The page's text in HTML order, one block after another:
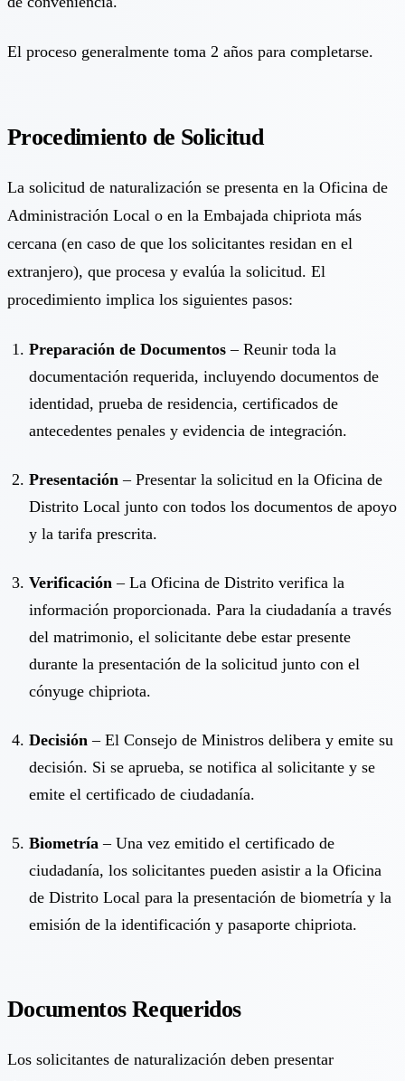
El proceso generalmente toma 2 años para completarse.
Procedimiento de Solicitud
La solicitud de naturalización se presenta en la Oficina de
Administración Local o en la Embajada chipriota más
cercana (en caso de que los solicitantes residan en el
extranjero), que procesa y evalúa la solicitud. El
procedimiento implica los siguientes pasos:
Preparación de Documentos – Reunir toda la
documentación requerida, incluyendo documentos de
identidad, prueba de residencia, certificados de
antecedentes penales y evidencia de integración.
Presentación – Presentar la solicitud en la Oficina de
Distrito Local junto con todos los documentos de apoyo
y la tarifa prescrita.
Verificación – La Oficina de Distrito verifica la
información proporcionada. Para la ciudadanía a través
del matrimonio, el solicitante debe estar presente
durante la presentación de la solicitud junto con el
cónyuge chipriota.
Decisión – El Consejo de Ministros delibera y emite su
decisión. Si se aprueba, se notifica al solicitante y se
emite el certificado de ciudadanía.
Biometría – Una vez emitido el certificado de
ciudadanía, los solicitantes pueden asistir a la Oficina
de Distrito Local para la presentación de biometría y la
emisión de la identificación y pasaporte chipriota.
Documentos Requeridos
Los solicitantes de naturalización deben presentar